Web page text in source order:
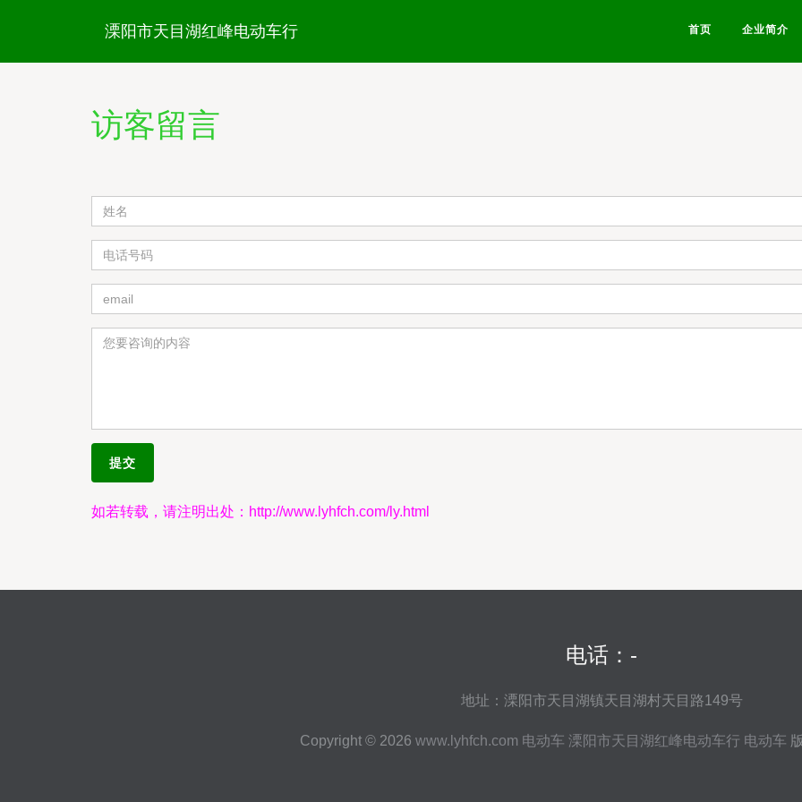
溧阳市天目湖红峰电动车行 首页 企业简介
访客留言
如若转载，请注明出处：http://www.lyhfch.com/ly.html
电话：-
地址：溧阳市天目湖镇天目湖村天目路149号
Copyright © 2026 www.lyhfch.com 电动车 溧阳市天目湖红峰电动车行 电动车